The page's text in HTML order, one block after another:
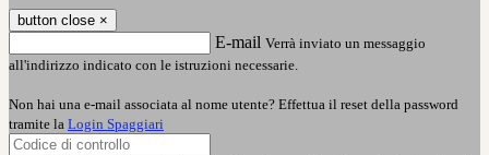
button close ×
E-mail Verrà inviato un messaggio
all'indirizzo indicato con le istruzioni necessarie.
Non hai una e-mail associata al nome utente? Effettua il reset della password
tramite la Login Spaggiari